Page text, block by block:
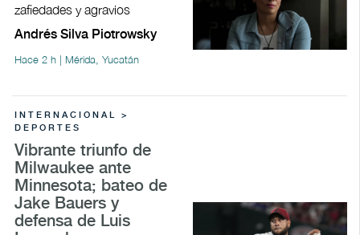
zafiedades y agravios
Andrés Silva Piotrowsky
Hace 2 h | Mérida, Yucatán
INTERNACIONAL >
DEPORTES
Vibrante triunfo de
Milwaukee ante
Minnesota; bateo de
Jake Bauers y
defensa de Luis